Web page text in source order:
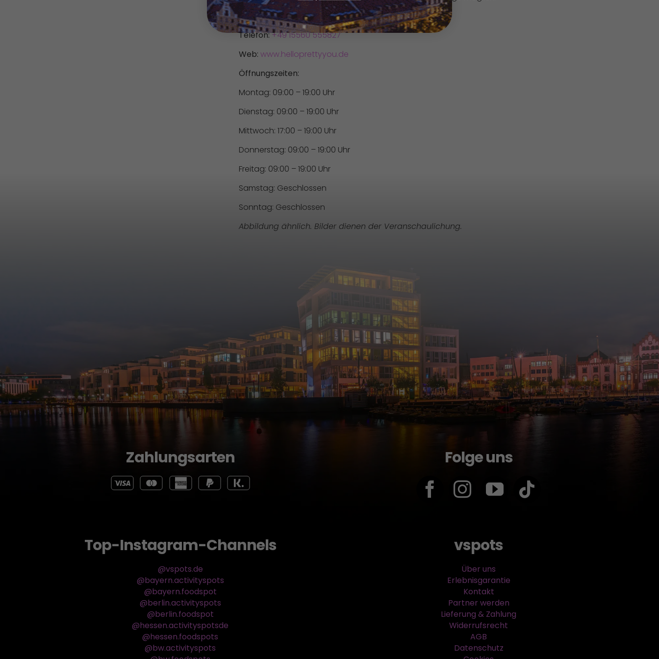
Adresse:Harkortstraße 50, 44225 Dortmund
Telefon:+49 15560 555827
Web: www.helloprettyyou.de
Öffnungszeiten:
Montag: 09:00 – 19:00 Uhr
Dienstag: 09:00 – 19:00 Uhr
Mittwoch: 17:00 – 19:00 Uhr
Donnerstag: 09:00 – 19:00 Uhr
Freitag: 09:00 – 19:00 Uhr
Samstag: Geschlossen
Sonntag: Geschlossen
Abbildung ähnlich. Bilder dienen der Veranschaulichung.
Zahlungsarten Folge uns
Top-Instagram-Channels
@vspots.de
@bayern.activityspots
@bayern.foodspot
@berlin.activityspots
@berlin.foodspot
@hessen.activityspotsde
@hessen.foodspots
@bw.activityspots
vspots
Über uns
Erlebnisgarantie
Kontakt
Partner werden
Lieferung & Zahlung
Widerrufsrecht
AGB
Datenschutz